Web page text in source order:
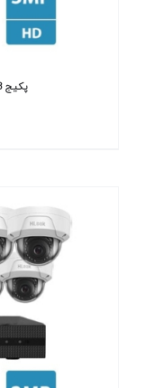
پکیج 8تایی دوربین 3 مگاپیکسلی هایلوک